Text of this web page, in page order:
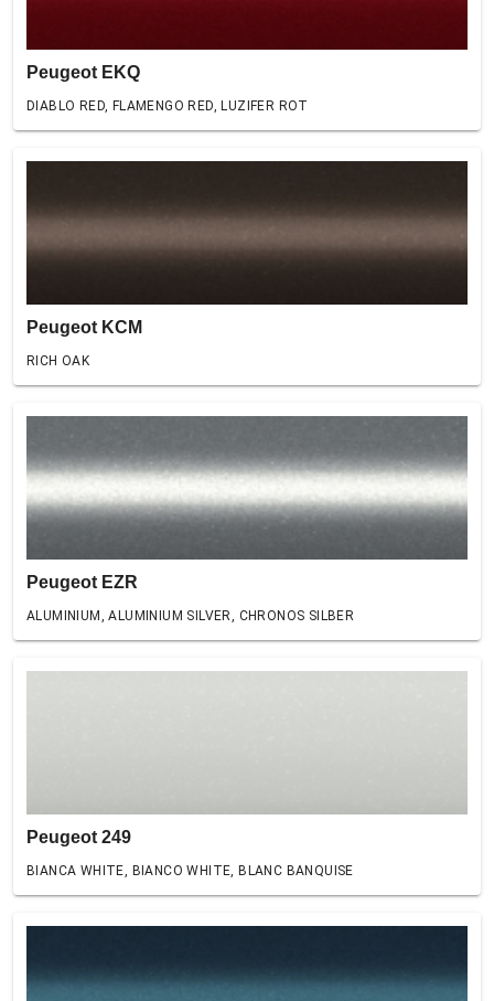
Peugeot EKQ
DIABLO RED, FLAMENGO RED, LUZIFER ROT
Peugeot KCM
RICH OAK
Peugeot EZR
ALUMINIUM, ALUMINIUM SILVER, CHRONOS SILBER
Peugeot 249
BIANCA WHITE, BIANCO WHITE, BLANC BANQUISE